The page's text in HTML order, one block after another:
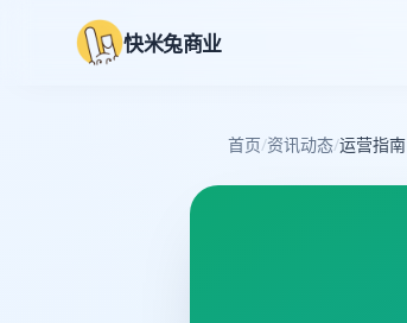
快米兔商业
首页/资讯动态/运营指南